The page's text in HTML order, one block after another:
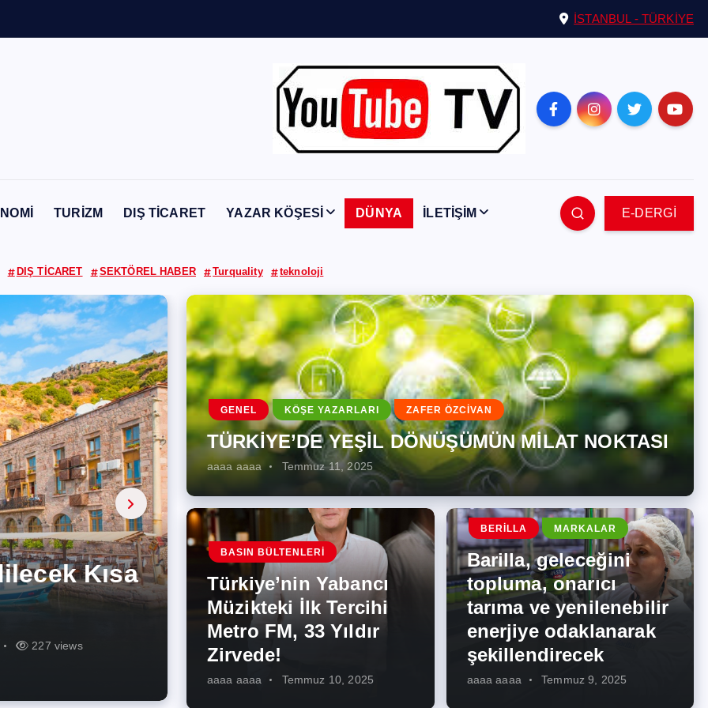
İSTANBUL - TÜRKİYE
TURİZM DIŞ TİCARET YAZAR KÖŞESİ DÜNYA İLETİŞİM E-DERGİ
DIŞ TİCARET SEKTÖREL HABER Turquality teknoloji
344 views
İlk
Zirvede!
273 views
onarıcı
275 views
Enerji
İş
287 views
Kısa
227 views
Artması
262 views
GENEL KÖŞE YAZARLARI ZAFER ÖZCİVAN
TÜRKİYE’DE YEŞİL DÖNÜŞÜMÜN MİLAT NOKTASI
aaaa aaaa Temmuz 11, 2025
BASIN BÜLTENLERI
Türkiye’nin Yabancı
Müzikteki İlk Tercihi
Metro FM, 33 Yıldır
Zirvede!
aaaa aaaa Temmuz 10, 2025
BERILLA MARKALAR
Barilla, geleceğini
topluma, onarıcı
tarıma ve yenilenebilir
enerjiye odaklanarak
şekillendirecek
aaaa aaaa Temmuz 9, 2025